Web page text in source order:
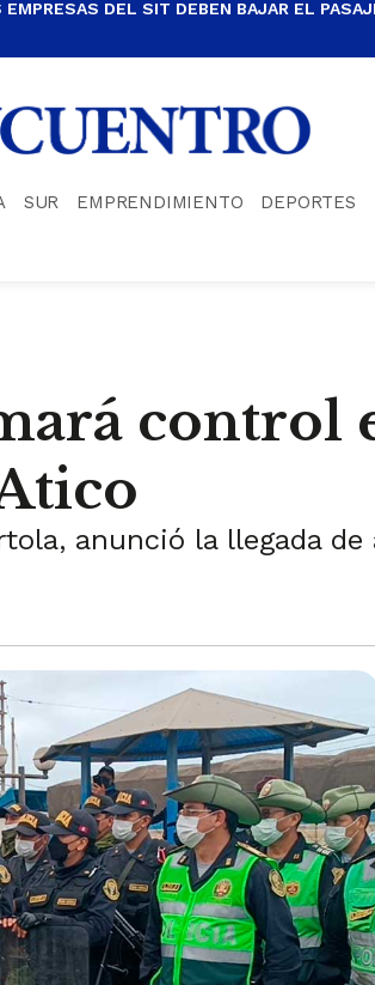
EMPRESAS DEL SIT DEBEN BAJAR EL
SUR EMPRENDIMIENTO DEPORTES
control
anunció la llegada de